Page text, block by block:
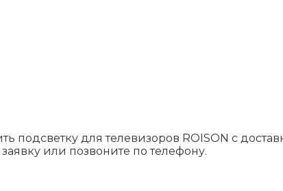
подсветку для телевизоров ROISON c
или позвоните по телефону.